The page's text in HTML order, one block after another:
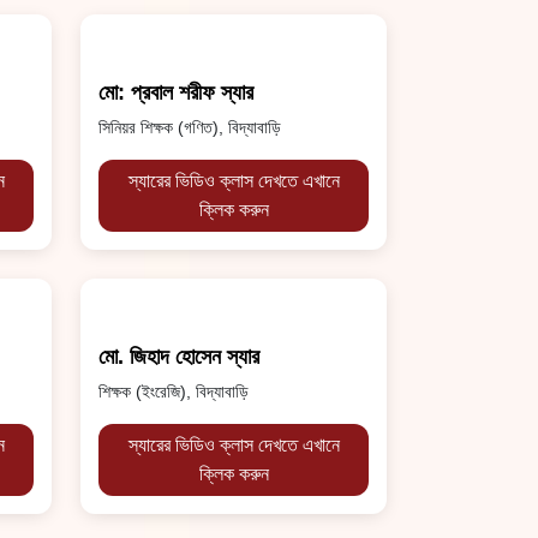
মো: প্রবাল শরীফ স্যার
সিনিয়র শিক্ষক (গণিত), বিদ্যাবাড়ি
স্যারের ভিডিও ক্লাস দেখতে এখানে
ক্লিক করুন
মো. জিহাদ হোসেন স্যার
শিক্ষক (ইংরেজি), বিদ্যাবাড়ি
স্যারের ভিডিও ক্লাস দেখতে এখানে
ক্লিক করুন